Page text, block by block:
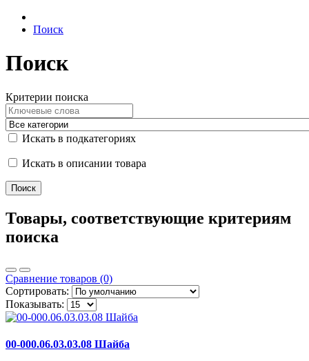
Поиск
Поиск
Критерии поиска
Искать в подкатегориях
Искать в описании товара
Товары, соответствующие критериям
поиска
Сравнение товаров (0)
Сортировать:
Показывать:
00-000.06.03.03.08 Шайба